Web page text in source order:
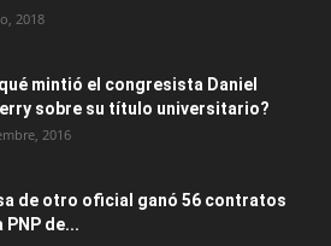
2018
mintió el congresista Daniel
sobre su título universitario?
2016
de otro oficial ganó 56 contratos
PNP de...